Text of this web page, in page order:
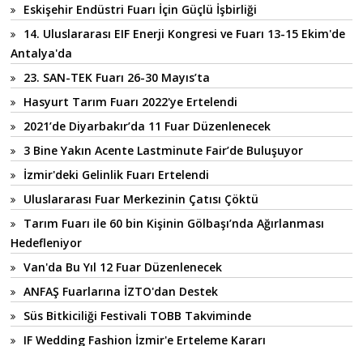
Eskişehir Endüstri Fuarı İçin Güçlü İşbirliği
14. Uluslararası EIF Enerji Kongresi ve Fuarı 13-15 Ekim'de
Antalya'da
23. SAN-TEK Fuarı 26-30 Mayıs’ta
Hasyurt Tarım Fuarı 2022'ye Ertelendi
2021’de Diyarbakır’da 11 Fuar Düzenlenecek
3 Bine Yakın Acente Lastminute Fair’de Buluşuyor
İzmir'deki Gelinlik Fuarı Ertelendi
Uluslararası Fuar Merkezinin Çatısı Çöktü
Tarım Fuarı ile 60 bin Kişinin Gölbaşı’nda Ağırlanması
Hedefleniyor
Van'da Bu Yıl 12 Fuar Düzenlenecek
ANFAŞ Fuarlarına İZTO'dan Destek
Süs Bitkiciliği Festivali TOBB Takviminde
IF Wedding Fashion İzmir'e Erteleme Kararı